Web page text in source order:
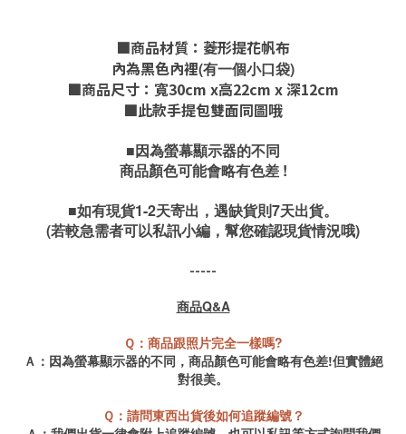
■商品材質：菱形提花帆布
內為黑色內裡(有一個小口袋)
■商品尺寸：寬30cm x高22cm x 深12cm
■此款手提包雙面同圖哦
■因為螢幕顯示器的不同
商品顏色可能會略有色差 !
■如有現貨1-2天寄出， 遇缺貨則7天出貨。
(若較急需者可以私訊小編，幫您確認現貨情況哦)
-----
商品Q&A
Ｑ：商品跟照片完全一樣嗎?
Ａ：因為螢幕顯示器的不同，商品顏色可能會略有色差!但實體絕
對很美。
Ｑ：請問東西出貨後如何追蹤編號？